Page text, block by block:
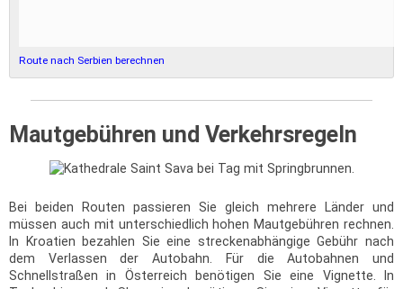
Route nach Serbien berechnen
Mautgebühren und Verkehrsregeln
Bei beiden Routen passieren Sie gleich mehrere Länder und
müssen auch mit unterschiedlich hohen Mautgebühren rechnen.
In Kroatien bezahlen Sie eine streckenabhängige Gebühr nach
dem Verlassen der Autobahn. Für die Autobahnen und
Schnellstraßen in Österreich benötigen Sie eine Vignette. In